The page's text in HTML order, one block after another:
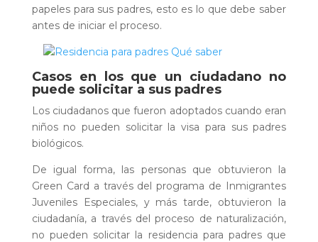
papeles para sus padres, esto es lo que debe saber
antes de iniciar el proceso.
Casos en los que un ciudadano no
puede solicitar a sus padres
Los ciudadanos que fueron adoptados cuando eran
niños no pueden solicitar la visa para sus padres
biológicos.
De igual forma, las personas que obtuvieron la
Green Card a través del programa de Inmigrantes
Juveniles Especiales, y más tarde, obtuvieron la
ciudadanía, a través del proceso de naturalización,
no pueden solicitar la residencia para padres que